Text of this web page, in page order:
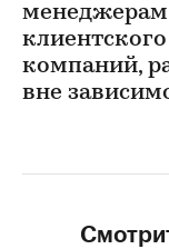
компаний,
вне